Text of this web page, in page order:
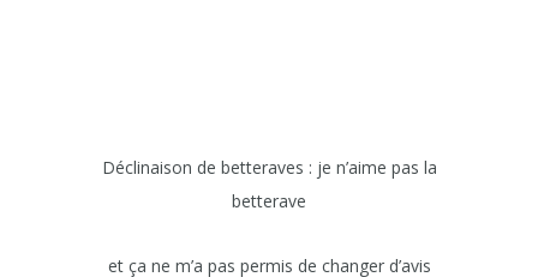
Déclinaison de betteraves : je n’aime pas la
betterave
et ça ne m’a pas permis de changer d’avis